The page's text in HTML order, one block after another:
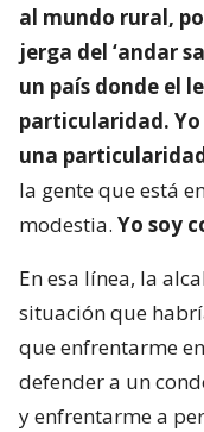
al mundo rural,
jerga del ‘andar
un país donde el
particularidad.
una
la gente que está
modestia. Yo soy
En esa línea, la
situación que
que enfrentarme
defender a un
y enfrentarme a